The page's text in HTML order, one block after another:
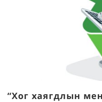
“Хог хаягдлын